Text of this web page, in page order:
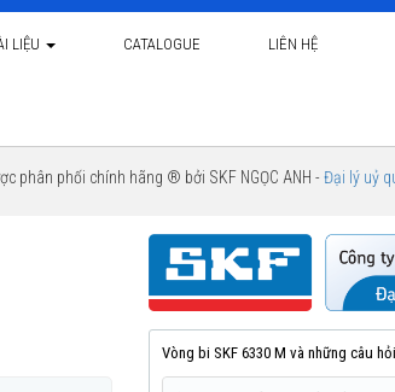
LIỆU CATALOGUE LIÊN HỆ
phân phối chính hãng ® bởi SKF NGỌC ANH -Đại lý uỷ
Vòng bi SKF 6330 M và những câu